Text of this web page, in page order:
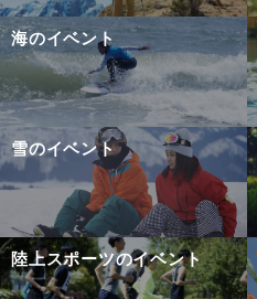
海のイベント
雪のイベント
陸上スポーツのイベント